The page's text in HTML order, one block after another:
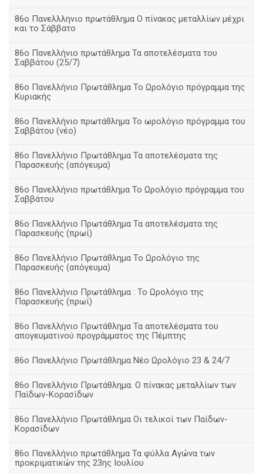
86ο Πανελλληνιο πρωτάθλημα Ο πίνακας μεταλλίων μέχρι
και το Σάββατο
86ο Πανελλήνιο πρωτάθλημα Τα αποτελέσματα του
Σαββάτου (25/7)
86o Πανελλήνιο Πρωτάθλημα Το Ωρολόγιο πρόγραμμα της
Κυριακής
86ο Πανελλήνιο πρωτάθλημα Το ωρολόγιο πρόγραμμα του
Σαββάτου (νέο)
86ο Πανελλήνιο Πρωτάθλημα Τα αποτελέσματα της
Παρασκευής (απόγευμα)
86ο Πανελλήνιο πρωτάθλημα Το Ωρολόγιο πρόγραμμα του
Σαββάτου
86ο Πανελλήνιο Πρωτάθλημα Τα αποτελέσματα της
Παρασκευής (πρωί)
86ο Πανελλήνιο Πρωτάθλημα Το Ωρολόγιο της
Παρασκευής (απόγευμα)
86ο Πανελλήνιο Πρωτάθλημα : Το Ωρολόγιο της
Παρασκευής (πρωί)
86ο Πανελλήνιο Πρωτάθλημα Τα αποτελέσματα του
απογευματινού προγράμματος της Πέμπτης
86ο Πανελλήνιο Πρωτάθλημα Νέο Ωρολόγιο 23 & 24/7
86ο Πανελλήνιο Πρωτάθλημα. Ο πίνακας μεταλλίων των
Παίδων-Κορασίδων
86ο Πανελλήνιο Πρωτάθλημα Οι τελικοί των Παίδων-
Κορασίδων
86ο Πανελλήνιο πρωτάθλημα Τα φύλλα Αγώνα των
προκριματικών της 23ης Ιουλίου